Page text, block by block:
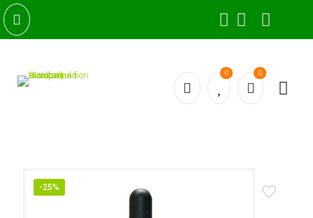
0 0
-25%